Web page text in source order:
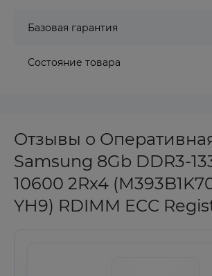
Базовая гарантия
Состояние товара
Отзывы о
Samsung 8Gb DDR3-
10600 2Rx4
YH9) RDIMM ECC